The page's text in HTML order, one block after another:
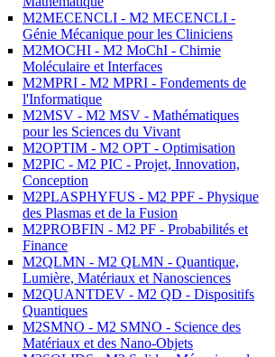
M2MECENCLI - M2 MECENCLI -
Génie Mécanique pour les Cliniciens
M2MOCHI - M2 MoChI - Chimie
Moléculaire et Interfaces
M2MPRI - M2 MPRI - Fondements de
l'Informatique
M2MSV - M2 MSV - Mathématiques
pour les Sciences du Vivant
M2OPTIM - M2 OPT - Optimisation
M2PIC - M2 PIC - Projet, Innovation,
Conception
M2PLASPHYFUS - M2 PPF - Physique
des Plasmas et de la Fusion
M2PROBFIN - M2 PF - Probabilités et
Finance
M2QLMN - M2 QLMN - Quantique,
Lumière, Matériaux et Nanosciences
M2QUANTDEV - M2 QD - Dispositifs
Quantiques
M2SMNO - M2 SMNO - Science des
Matériaux et des Nano-Objets